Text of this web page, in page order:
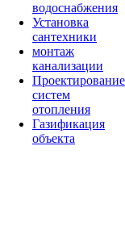
водоснабжения
Установка
сантехники
монтаж
канализации
Проектирование
систем
отопления
Газификация
объекта